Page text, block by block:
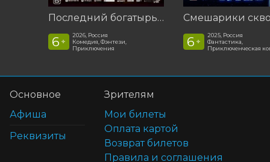
Последний богатырь. Колобок
6 +
2026, Россия
Комедия, Фэнтези,
Приключения
6 +
2025, Россия
Фантастика,
Приключенческая
Основное
Афиша
Реквизиты
Зрителям
Мои билеты
Оплата картой
Возврат билетов
Правила и соглашения